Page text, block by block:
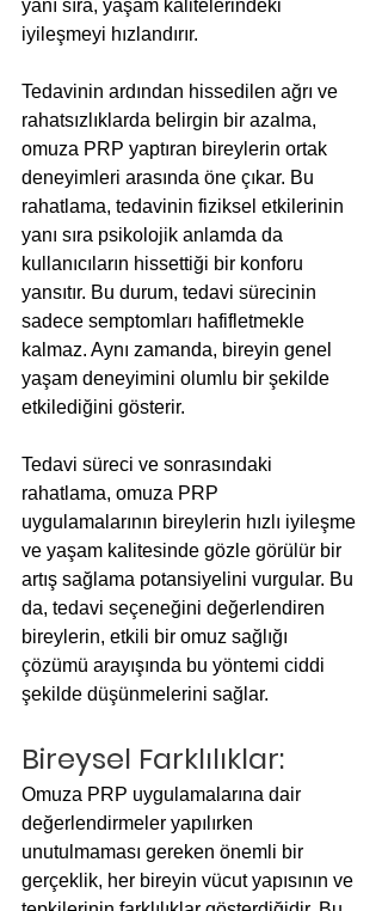
yanı sıra, yaşam kalitelerindeki
iyileşmeyi hızlandırır.
Tedavinin ardından hissedilen ağrı ve
rahatsızlıklarda belirgin bir azalma,
omuza PRP yaptıran bireylerin ortak
deneyimleri arasında öne çıkar. Bu
rahatlama, tedavinin fiziksel etkilerinin
yanı sıra psikolojik anlamda da
kullanıcıların hissettiği bir konforu
yansıtır. Bu durum, tedavi sürecinin
sadece semptomları hafifletmekle
kalmaz. Aynı zamanda, bireyin genel
yaşam deneyimini olumlu bir şekilde
etkilediğini gösterir.
Tedavi süreci ve sonrasındaki
rahatlama, omuza PRP
uygulamalarının bireylerin hızlı iyileşme
ve yaşam kalitesinde gözle görülür bir
artış sağlama potansiyelini vurgular. Bu
da, tedavi seçeneğini değerlendiren
bireylerin, etkili bir omuz sağlığı
çözümü arayışında bu yöntemi ciddi
şekilde düşünmelerini sağlar.
Bireysel Farklılıklar:
Omuza PRP uygulamalarına dair
değerlendirmeler yapılırken
unutulmaması gereken önemli bir
gerçeklik, her bireyin vücut yapısının ve